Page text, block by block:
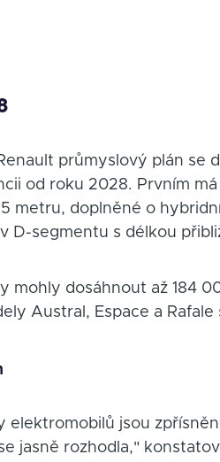
průmyslový plán se
od roku 2028. Prvním
metru, doplněné o
D-segmentu s délkou
mohly dosáhnout až 184
Austral, Espace a
elektromobilů jsou
jasně rozhodla,"